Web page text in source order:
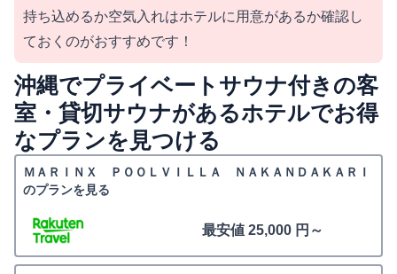
持ち込めるか空気入れはホテルに用意があるか確認し
ておくのがおすすめです！
沖縄でプライベートサウナ付きの客
室・貸切サウナがあるホテルでお得
なプランを見つける
ＭＡＲＩＮＸ ＰＯＯＬＶＩＬＬＡ ＮＡＫＡＮＤＡＫＡＲＩ
のプランを見る
最安値 25,000 円～